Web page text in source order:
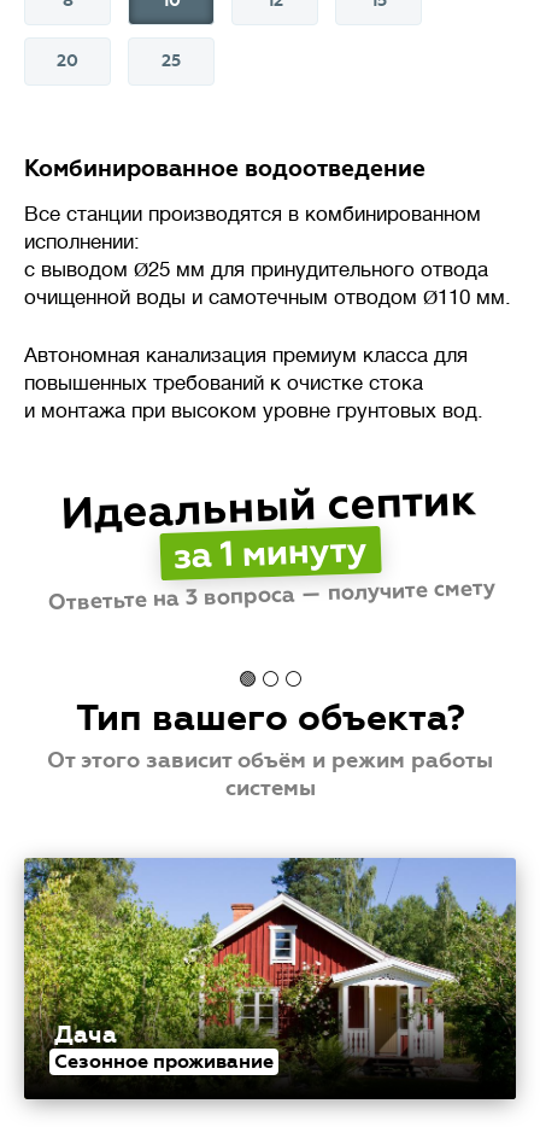
20 25
Комбинированное водоотведение
Все станции производятся в комбинированном
исполнении:
с выводом Ø25 мм для принудительного отвода
очищенной воды и самотечным отводом Ø110 мм.
Автономная канализация премиум класса для
повышенных требований к очистке стока
и монтажа при высоком уровне грунтовых вод.
Идеальный септик
за 1 минуту
Ответьте на 3 вопроса — получите смету
🟢 ⚪ ⚪
Тип вашего объекта?
От этого зависит объём и режим работы
системы
Дача
Сезонное проживание
Объем сточных вод, который
станция биологической очистки
(септик) способна переработать
за сутки без потери
Важно подбирать систему
с учетом реального
а избыточная мощность –
к нарушению работы биофлоры
и повышенным расходам.